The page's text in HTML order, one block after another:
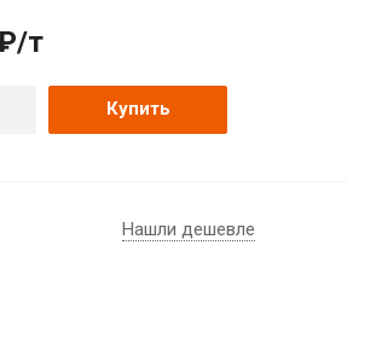
т
Купить
Нашли дешевле